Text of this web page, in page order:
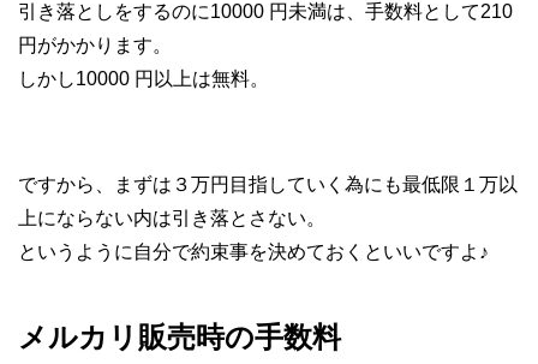
引き落としをするのに10000 円未満は、 手数料として210
円がかかります。
しかし10000 円以上は無料。
ですから、まずは３万円目指していく為にも最低限１万以
上にならない内は引き落とさない。
というように自分で約束事を決めておくといいですよ♪
メルカリ販売時の手数料